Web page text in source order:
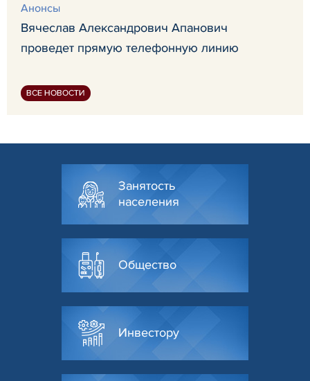
Анонсы
Вячеслав Александрович Апанович
проведет прямую телефонную линию
ВСЕ НОВОСТИ
Занятость
населения
Общество
Инвестору